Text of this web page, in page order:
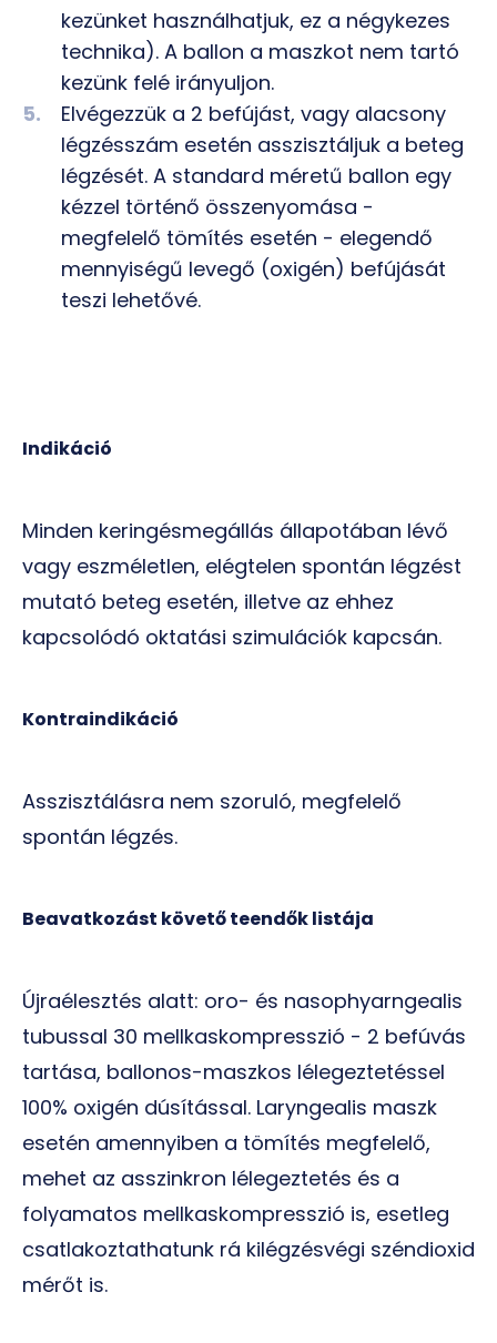
kezünket használhatjuk, ez a négykezes
technika). A ballon a maszkot nem tartó
kezünk felé irányuljon.
Elvégezzük a 2 befújást, vagy alacsony
légzésszám esetén asszisztáljuk a beteg
légzését. A standard méretű ballon egy
kézzel történő összenyomása -
megfelelő tömítés esetén - elegendő
mennyiségű levegő (oxigén) befújását
teszi lehetővé.
Indikáció
Minden keringésmegállás állapotában lévő
vagy eszméletlen, elégtelen spontán légzést
mutató beteg esetén, illetve az ehhez
kapcsolódó oktatási szimulációk kapcsán.
Kontraindikáció
Asszisztálásra nem szoruló, megfelelő
spontán légzés.
Beavatkozást követő teendők listája
Újraélesztés alatt: oro- és nasophyarngealis
tubussal 30 mellkaskompresszió - 2 befúvás
tartása, ballonos-maszkos lélegeztetéssel
100% oxigén dúsítással. Laryngealis maszk
esetén amennyiben a tömítés megfelelő,
mehet az asszinkron lélegeztetés és a
folyamatos mellkaskompresszió is, esetleg
csatlakoztathatunk rá kilégzésvégi széndioxid
mérőt is.